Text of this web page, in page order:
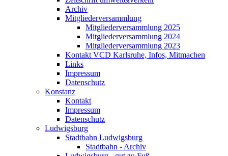
Archiv
Mitgliederversammlung
Mitgliederversammlung 2025
Mitgliederversammlung 2024
Mitgliederversammlung 2023
Kontakt VCD Karlsruhe, Infos, Mitmachen
Links
Impressum
Datenschutz
Konstanz
Kontakt
Impressum
Datenschutz
Ludwigsburg
Stadtbahn Ludwigsburg
Stadtbahn - Archiv